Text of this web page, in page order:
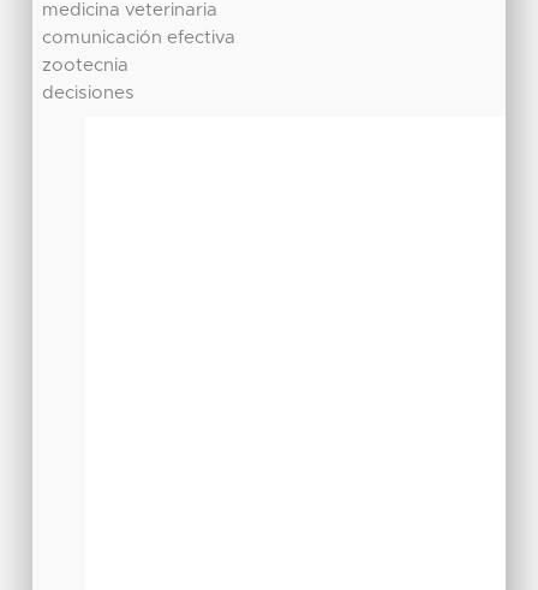
medicina veterinaria
comunicación efectiva
zootecnia
decisiones